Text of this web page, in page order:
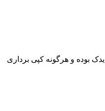
بوده و هرگونه کپی برداری